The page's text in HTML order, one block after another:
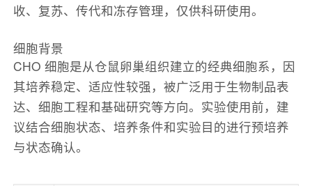
收、复苏、传代和冻存管理，仅供科研使用。
细胞背景
CHO 细胞是从仓鼠卵巢组织建立的经典细胞系，因
其培养稳定、适应性较强，被广泛用于生物制品表
达、细胞工程和基础研究等方向。实验使用前，建
议结合细胞状态、培养条件和实验目的进行预培养
与状态确认。